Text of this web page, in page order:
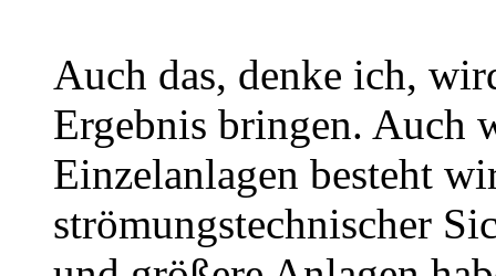
Auch das, denke ich,
Ergebnis bringen. Auch
Einzelanlagen besteht
strömungstechnischer